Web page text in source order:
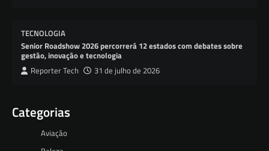
TECNOLOGIA
Senior Roadshow 2026 percorrerá 12 estados com debates sobre
gestão, inovação e tecnologia
Reporter Tech 31 de julho de 2026
Categorias
Aviação